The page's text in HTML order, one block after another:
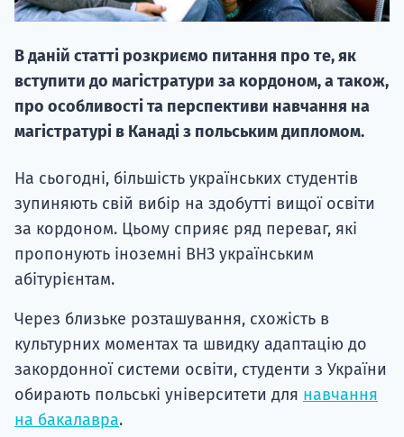
В даній статті розкриємо питання про те, як
вступити до магістратури за кордоном, а також,
про особливості та перспективи навчання на
магістратурі в Канаді з польським дипломом.
На сьогодні, більшість українських студентів
зупиняють свій вибір на здобутті вищої освіти
за кордоном. Цьому сприяє ряд переваг, які
пропонують іноземні ВНЗ українським
абітурієнтам.
Через близьке розташування, схожість в
культурних моментах та швидку адаптацію до
закордонної системи освіти, студенти з України
обирають польські університети для навчання
на бакалавра.
НАБІР